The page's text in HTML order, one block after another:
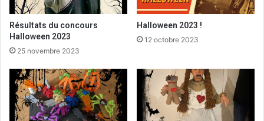
Résultats du concours
Halloween 2023
25 novembre 2023
Halloween 2023 !
12 octobre 2023